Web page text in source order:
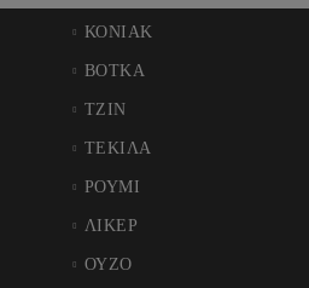
ΚΟΝΙΑΚ
ΒΟΤΚΑ
ΤΖΙΝ
ΤΕΚΙΛΑ
ΡΟΥΜΙ
ΛΙΚΕΡ
ΟΥΖΟ